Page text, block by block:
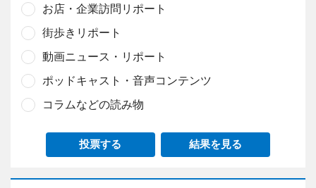
お店・企業訪問リポート
街歩きリポート
動画ニュース・リポート
ポッドキャスト・音声コンテンツ
コラムなどの読み物
投票する 結果を見る